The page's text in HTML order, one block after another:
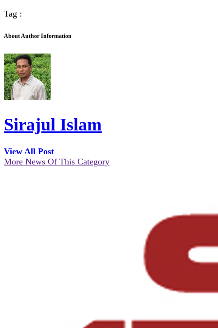
Tag :
About Author Information
Sirajul Islam
View All Post
More News Of This Category